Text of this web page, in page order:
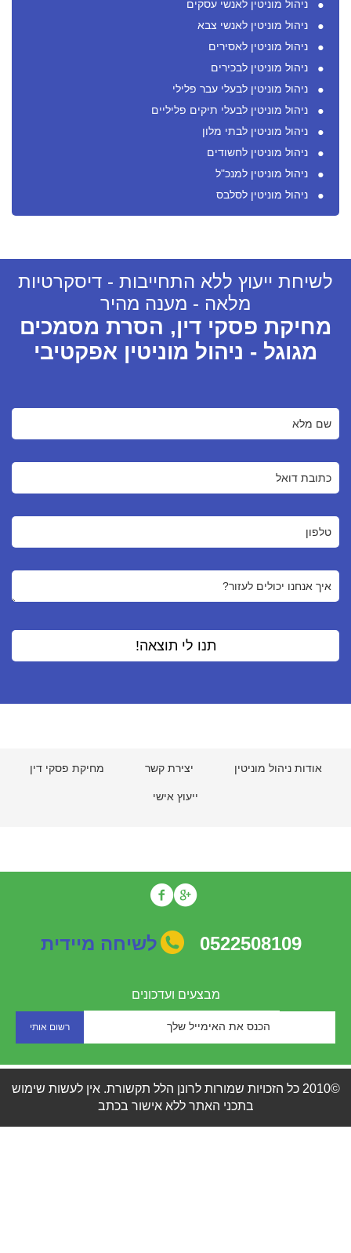
ניהול מוניטין לאנשי עסקים
ניהול מוניטין לאנשי צבא
ניהול מוניטין לאסירים
ניהול מוניטין לבכירים
ניהול מוניטין לבעלי עבר פלילי
ניהול מוניטין לבעלי תיקים פליליים
ניהול מוניטין לבתי מלון
ניהול מוניטין לחשודים
ניהול מוניטין למנכ"ל
ניהול מוניטין לסלבס
לשיחת ייעוץ ללא התחייבות - דיסקרטיות
מלאה - מענה מהיר
מחיקת פסקי דין, הסרת מסמכים
מגוגל - ניהול מוניטין אפקטיבי
אודות ניהול מוניטין יצירת קשר מחיקת פסקי דין
ייעוץ אישי
0522508109 לשיחה מיידית
מבצעים ועדכונים
©2010 כל הזכויות שמורות לרונן הלל תקשורת. אין לעשות שימוש
בתכני האתר ללא אישור בכתב